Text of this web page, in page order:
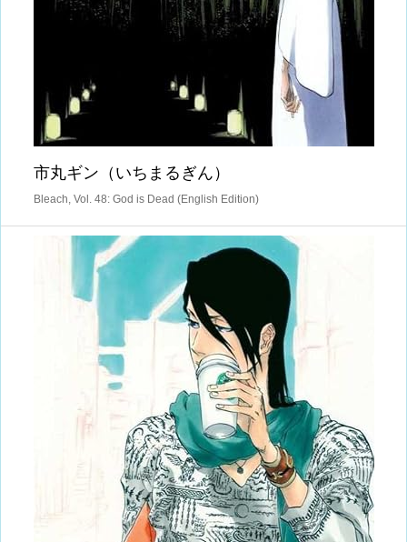
市丸ギン（いちまるぎん）
Bleach, Vol. 48: God is Dead (English Edition)